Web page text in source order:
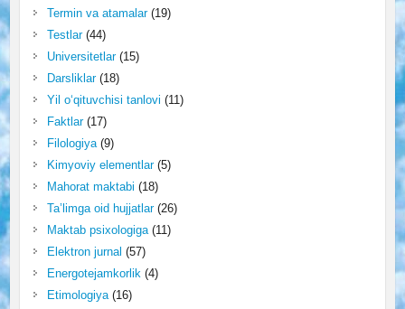
Termin va atamalar(19)
Testlar(44)
Universitetlar(15)
Darsliklar(18)
Yil o‘qituvchisi tanlovi (11)
Faktlar(17)
Filologiya(9)
Kimyoviy elementlar(5)
Mahorat maktabi (18)
Ta’limga oid hujjatlar(26)
Maktab psixologiga(11)
Elektron jurnal (57)
Energotejamkorlik(4)
Etimologiya(16)